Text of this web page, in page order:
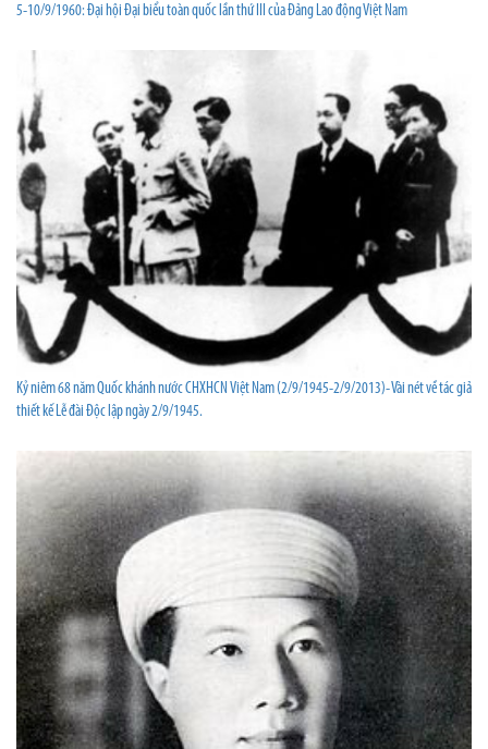
5-10/9/1960: Đại hội Đại biểu toàn quốc lần thứ III của Đảng Lao động Việt Nam
Kỷ niêm 68 năm Quốc khánh nước CHXHCN Việt Nam (2/9/1945-2/9/2013)- Vài nét về tác giả
thiết kế Lễ đài Độc lập ngày 2/9/1945.